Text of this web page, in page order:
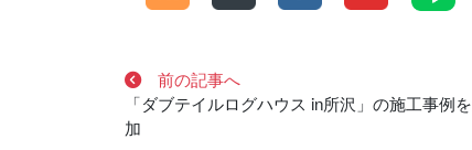
前の記事へ
「ダブテイルログハウス in所沢」の施工事例
加